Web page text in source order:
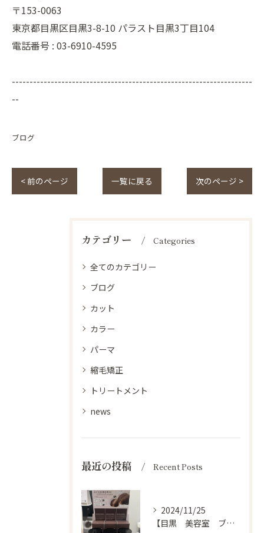
〒153-0063
東京都目黒区目黒3-8-10 パラスト目黒3丁目104
電話番号 : 03-6910-4595
--------------------------------------------------------------------
--
ブログ
< 前のページ 一覧に戻る 次のページ >
カテゴリー Categories
全てのカテゴリー
ブログ
カット
カラー
パーマ
縮毛矯正
トリートメント
news
最近の投稿 Recent Posts
2024/11/25
【目黒 美容室 ブログ】